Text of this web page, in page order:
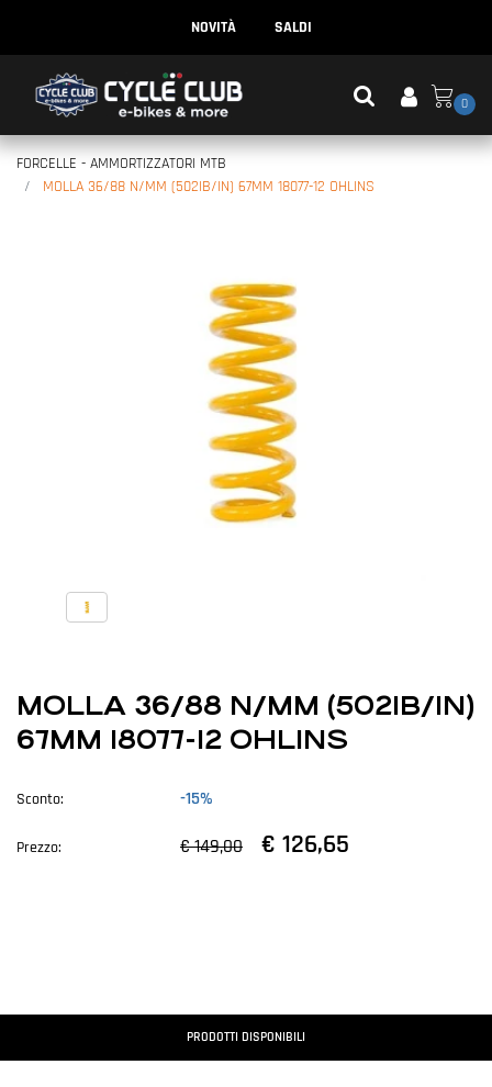
NOVITÀ SALDI
0
FORCELLE - AMMORTIZZATORI MTB
MOLLA 36/88 N/MM (502IB/IN) 67MM 18077-12 OHLINS
MOLLA 36/88 N/MM (502IB/IN)
67MM 18077-12 OHLINS
Sconto: -15%
Prezzo: € 149,00 € 126,65
PRODOTTI DISPONIBILI